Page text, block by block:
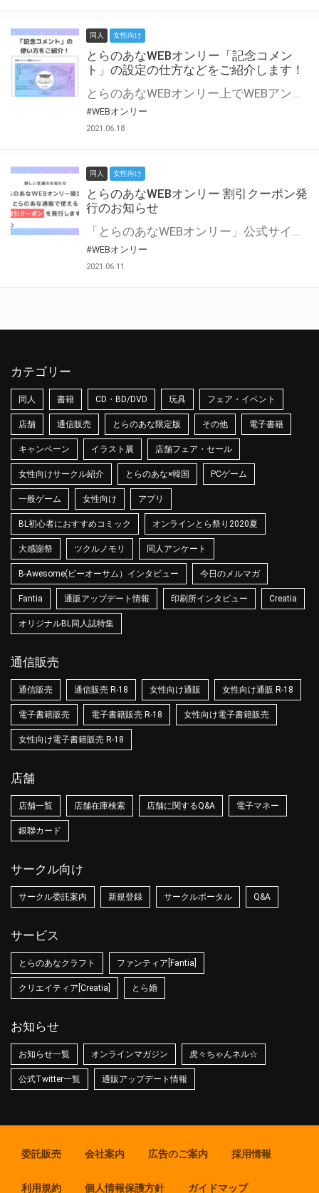
同人 女性向け
とらのあなWEBオンリー「記念コメン
ト」の設定の仕方などをご紹介します！
とらのあなWEBオンリー上でWEBアンソロジーが作成できる「記念コメント」について、その使い方や作成手順を解説します！ 支援タイプを「サークル参加型」「サークル参加型・マルシェ(イベント会場)機能付き」でお申し込みいただいている主催者様はぜひご活用ください♪ とらのあなWEBオンリーサイトはこちら
#WEBオンリー
2021.06.18
同人 女性向け
とらのあなWEBオンリー 割引クーポン発
行のお知らせ
「とらのあなWEBオンリー」公式サイトでとらのあな通販の「割引クーポン」を配布中！ イベントごとに開催当日限定で使える割引クーポンのシリアルコードを発行します。 とらのあなWEBオンリーのページをチェックして、イベント当日にお得にお買い物を楽しみましょう♪ ※本キャンペーンは予告なく終了する場合がございます。 とらのあなWEBオンリーサイトはこちら
#WEBオンリー
2021.06.11
カテゴリー
同人 書籍 CD・BD/DVD 玩具 フェア・イベント
店舗 通信販売 とらのあな限定版 その他 電子書籍
キャンペーン イラスト展 店舗フェア・セール
女性向けサークル紹介 とらのあな×韓国 PCゲーム
一般ゲーム 女性向け アプリ
BL初心者におすすめコミック オンラインとら祭り2020夏
大感謝祭 ツクルノモリ 同人アンケート
B-Awesome(ビーオーサム）インタビュー 今日のメルマガ
Fantia 通販アップデート情報 印刷所インタビュー Creatia
オリジナルBL同人誌特集
通信販売
通信販売 通信販売 R-18 女性向け通販 女性向け通販 R-18
電子書籍販売 電子書籍販売 R-18 女性向け電子書籍販売
女性向け電子書籍販売 R-18
店舗
店舗一覧 店舗在庫検索 店舗に関するQ&A 電子マネー
銀聯カード
サークル向け
サークル委託案内 新規登録 サークルポータル Q&A
サービス
とらのあなクラフト ファンティア[Fantia]
クリエイティア[Creatia] とら婚
お知らせ
お知らせ一覧 オンラインマガジン 虎々ちゃんネル☆
公式Twitter一覧 通販アップデート情報
委託販売 会社案内 広告のご案内 採用情報
利用規約 個人情報保護方針 ガイドマップ